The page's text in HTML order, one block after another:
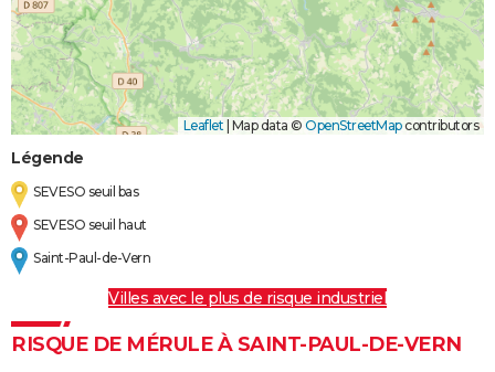
Leaflet Map data © OpenStreetMapcontributors
Légende
SEVESO seuil bas
SEVESO seuil haut
Saint-Paul-de-Vern
Villes avec le plus de risque industriel
RISQUE DE MÉRULE À SAINT-PAUL-DE-VERN